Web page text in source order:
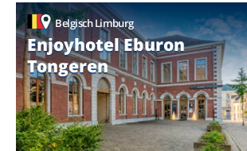
Belgisch Limburg
Enjoyhotel Eburon
Tongeren